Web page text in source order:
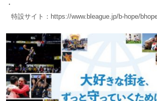
・
特設サイト：https://www.bleague.jp/b-hope/